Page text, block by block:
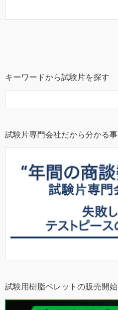
キーワードから試験片を探す
試験片専門会社だから分かる事
試験用樹脂ペレットの販売開始